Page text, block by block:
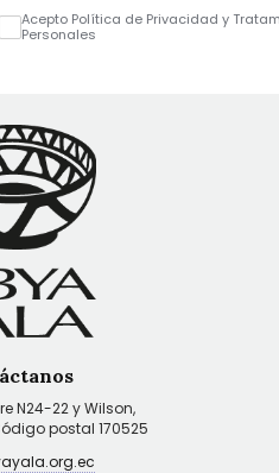
Acepto Política de Privacidad y
Personales
N24-22 y Wilson,
postal 170525